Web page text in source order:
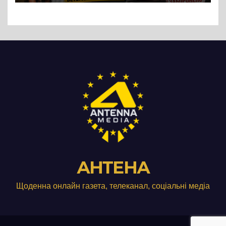
Три», що займається
АНТЕНА
Щоденна онлайн газета, телеканал, соціальні медіа